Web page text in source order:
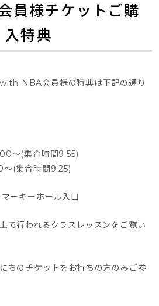
様チケットご購
入特典
NBA会員様の特典は下記の通り
～(集合時間9:55)
集合時間9:25)
ーキーホール入口
で行われるクラスレッスンをご覧い
ちのチケットをお持ちの方のみご参